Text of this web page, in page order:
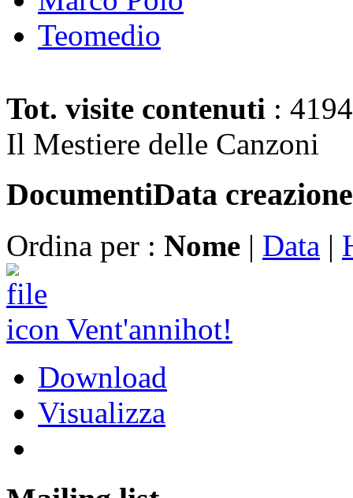
Teomedio
Tot. visite contenuti :
Il Mestiere delle Canzoni
DocumentiData creazione
Ordina per : Nome | Data |
Vent'annihot!
Download
Visualizza